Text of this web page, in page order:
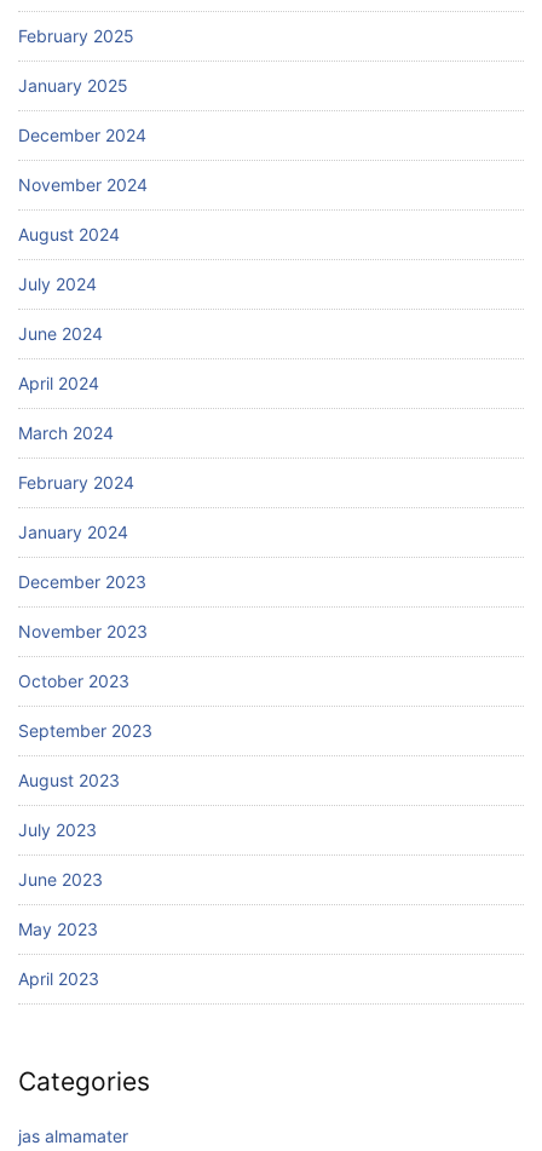
February 2025
January 2025
December 2024
November 2024
August 2024
July 2024
June 2024
April 2024
March 2024
February 2024
January 2024
December 2023
November 2023
October 2023
September 2023
August 2023
July 2023
June 2023
May 2023
April 2023
Categories
jas almamater